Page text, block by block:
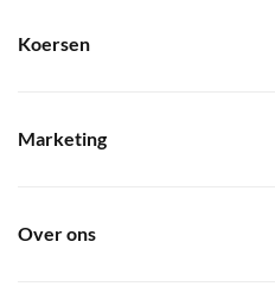
Koersen
Marketing
Over ons